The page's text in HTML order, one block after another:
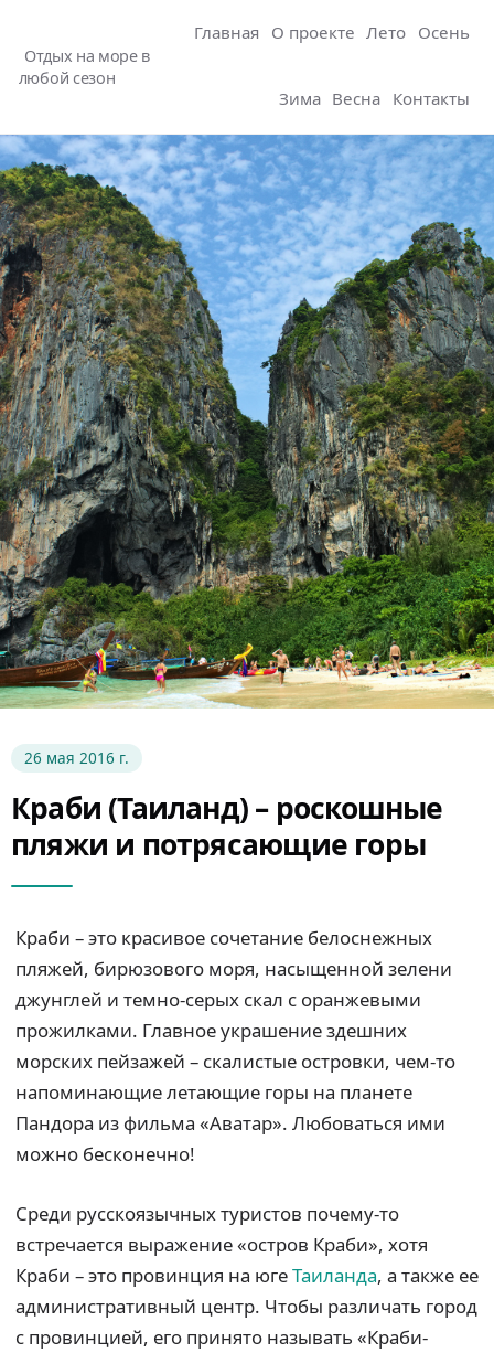
Отдых на море в
любой сезон
Главная О проекте Лето Осень
Зима Весна Контакты
26 мая 2016 г.
Краби (Таиланд) – роскошные
пляжи и потрясающие горы
Краби – это красивое сочетание белоснежных
пляжей, бирюзового моря, насыщенной зелени
джунглей и темно-серых скал с оранжевыми
прожилками. Главное украшение здешних
морских пейзажей – скалистые островки, чем-то
напоминающие летающие горы на планете
Пандора из фильма «Аватар». Любоваться ими
можно бесконечно!
Среди русскоязычных туристов почему-то
встречается выражение «остров Краби», хотя
Краби – это провинция на югеТаиланда, а также ее
административный центр. Чтобы различать город
с провинцией, его принято называть «Краби-